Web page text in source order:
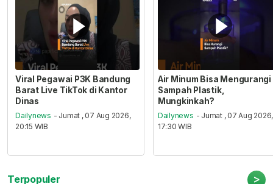
Viral Pegawai P3K Bandung
Barat Live TikTok di Kantor
Dinas
Dailynews - Jumat , 07 Aug 2026,
20:15 WIB
Air Minum Bisa Mengurangi
Sampah Plastik,
Mungkinkah?
Dailynews - Jumat , 07 Aug 2026,
17:30 WIB
Terpopuler >